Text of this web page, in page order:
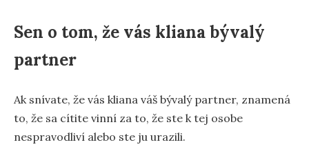
Sen o tom, že vás kliana bývalý
partner
Ak snívate, že vás kliana váš bývalý partner, znamená
to, že sa cítite vinní za to, že ste k tej osobe
nespravodliví alebo ste ju urazili.